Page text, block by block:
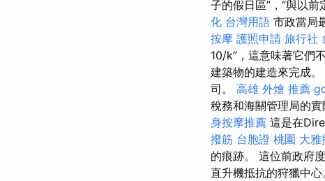
子的假日區”，“與以
化 台灣用語 市政當局
按摩 護照申請 旅行社
10/k”，這意味著它們
建築物的建造來完成
司。 高雄 外燴 推薦
稅務和海關管理局的
身按摩推薦 這是在
撥筋 台胞證 桃園 大雅
的痕跡。 這位前政府
直升機抵抗的狩獵中心